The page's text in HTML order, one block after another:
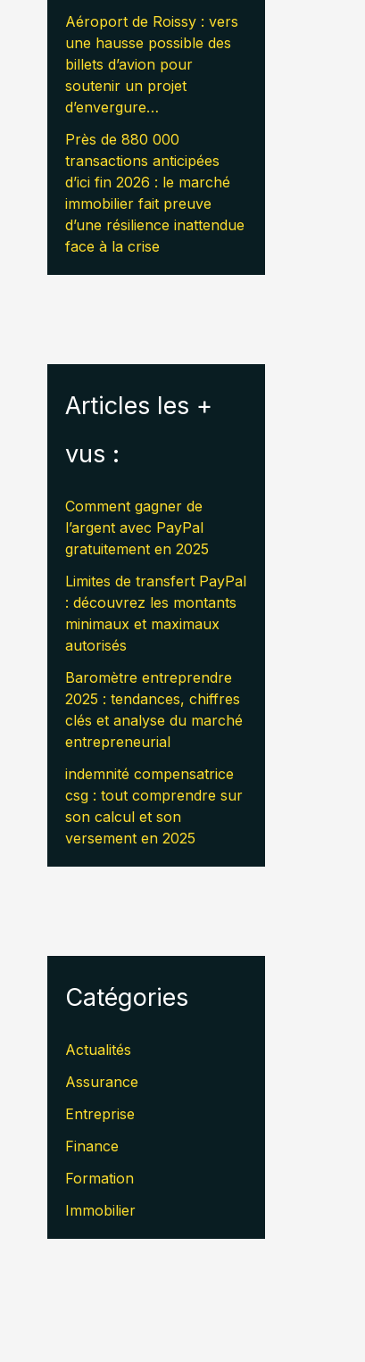
Aéroport de Roissy : vers
une hausse possible des
billets d’avion pour
soutenir un projet
d’envergure…
Près de 880 000
transactions anticipées
d’ici fin 2026 : le marché
immobilier fait preuve
d’une résilience inattendue
face à la crise
Articles les +
vus :
Comment gagner de
l’argent avec PayPal
gratuitement en 2025
Limites de transfert PayPal
: découvrez les montants
minimaux et maximaux
autorisés
Baromètre entreprendre
2025 : tendances, chiffres
clés et analyse du marché
entrepreneurial
indemnité compensatrice
csg : tout comprendre sur
son calcul et son
versement en 2025
Catégories
Actualités
Assurance
Entreprise
Finance
Formation
Immobilier